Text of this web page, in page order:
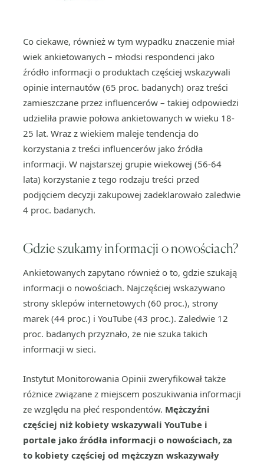
Co ciekawe, również w tym wypadku znaczenie miał
wiek ankietowanych – młodsi respondenci jako
źródło informacji o produktach częściej wskazywali
opinie internautów (65 proc. badanych) oraz treści
zamieszczane przez influencerów – takiej odpowiedzi
udzieliła prawie połowa ankietowanych w wieku 18-
25 lat. Wraz z wiekiem maleje tendencja do
korzystania z treści influencerów jako źródła
informacji. W najstarszej grupie wiekowej (56-64
lata) korzystanie z tego rodzaju treści przed
podjęciem decyzji zakupowej zadeklarowało zaledwie
4 proc. badanych.
Gdzie szukamy informacji o nowościach?
Ankietowanych zapytano również o to, gdzie szukają
informacji o nowościach. Najczęściej wskazywano
strony sklepów internetowych (60 proc.), strony
marek (44 proc.) i YouTube (43 proc.). Zaledwie 12
proc. badanych przyznało, że nie szuka takich
informacji w sieci.
Instytut Monitorowania Opinii zweryfikował także
różnice związane z miejscem poszukiwania informacji
ze względu na płeć respondentów. Mężczyźni
częściej niż kobiety wskazywali YouTube i
portale jako źródła informacji o nowościach, za
to kobiety częściej od mężczyzn wskazywały